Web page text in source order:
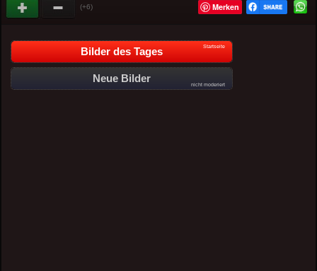
(+6) Merken
Bilder des Tages Startseite
Neue Bilder
nicht moderiert